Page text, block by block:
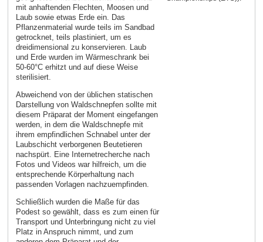
mit anhaftenden Flechten, Moosen und
Laub sowie etwas Erde ein. Das
Pflanzenmaterial wurde teils im Sandbad
getrocknet, teils plastiniert, um es
dreidimensional zu konservieren. Laub
und Erde wurden im Wärmeschrank bei
50-60°C erhitzt und auf diese Weise
sterilisiert.
Abweichend von der üblichen statischen
Darstellung von Waldschnepfen sollte mit
diesem Präparat der Moment eingefangen
werden, in dem die Waldschnepfe mit
ihrem empfindlichen Schnabel unter der
Laubschicht verborgenen Beutetieren
nachspürt. Eine Internetrecherche nach
Fotos und Videos war hilfreich, um die
entsprechende Körperhaltung nach
passenden Vorlagen nachzuempfinden.
Schließlich wurden die Maße für das
Podest so gewählt, dass es zum einen für
Transport und Unterbringung nicht zu viel
Platz in Anspruch nimmt, und zum